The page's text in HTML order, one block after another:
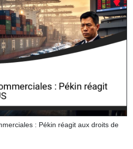
: Pékin réagit aux droits de